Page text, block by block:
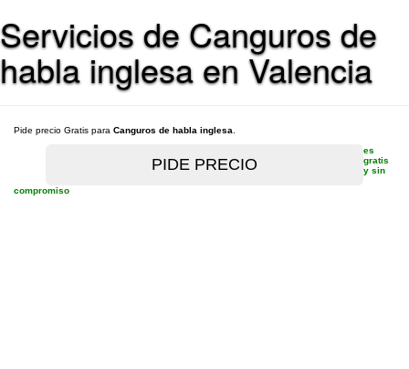
Servicios de Canguros de
habla inglesa en Valencia
Pide precio Gratis para Canguros de habla inglesa
es
gratis
y sin
compromiso